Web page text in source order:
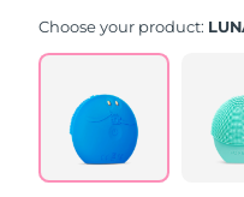
Choose your product: